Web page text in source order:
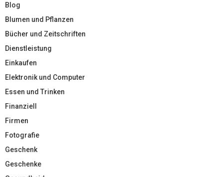
Blog
Blumen und Pflanzen
Bücher und Zeitschriften
Dienstleistung
Einkaufen
Elektronik und Computer
Essen und Trinken
Finanziell
Firmen
Fotografie
Geschenk
Geschenke